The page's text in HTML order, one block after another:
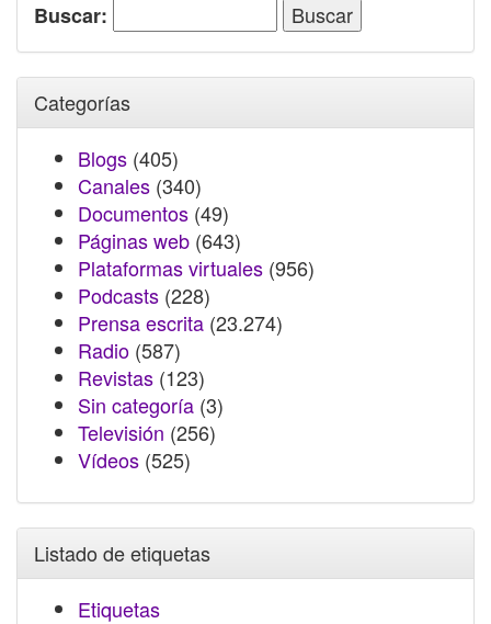
Buscar:
Categorías
Blogs (405)
Canales (340)
Documentos (49)
Páginas web (643)
Plataformas virtuales (956)
Podcasts (228)
Prensa escrita (23.274)
Radio (587)
Revistas (123)
Sin categoría (3)
Televisión (256)
Vídeos (525)
Listado de etiquetas
Etiquetas